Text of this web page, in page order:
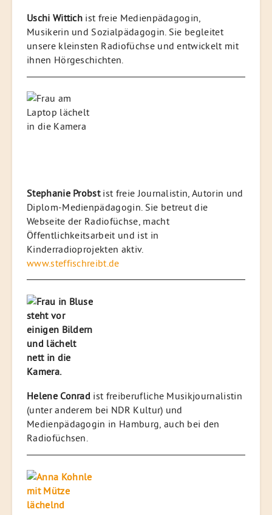
Uschi Wittich ist freie Medienpädagogin,
Musikerin und Sozialpädagogin. Sie begleitet
unsere kleinsten Radiofüchse und entwickelt mit
ihnen Hörgeschichten.
Stephanie Probstist freie Journalistin, Autorin und
Diplom-Medienpädagogin. Sie betreut die
Webseite der Radiofüchse, macht
Öffentlichkeitsarbeit und ist in
Kinderradioprojekten aktiv.
www.steffischreibt.de
Helene Conrad ist freiberufliche Musikjournalistin
(unter anderem bei NDR Kultur) und
Medienpädagogin in Hamburg, auch bei den
Radiofüchsen.